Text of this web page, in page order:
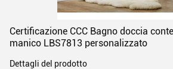
Certificazione CCC Bagno doccia
manico LBS7813 personalizzato
Dettagli del prodotto